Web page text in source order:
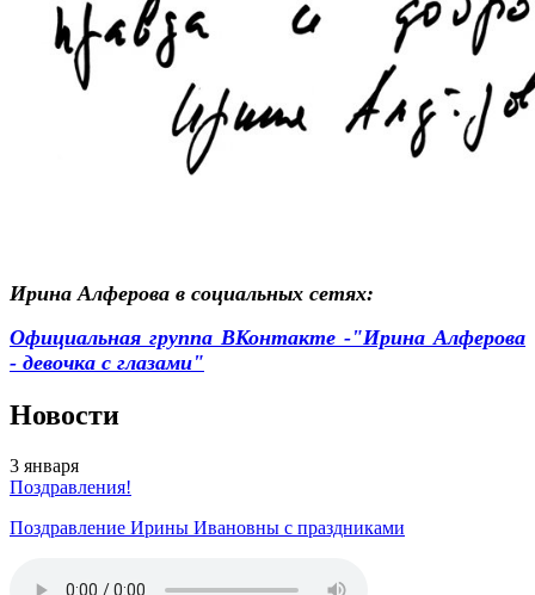
Ирина Алферова в социальных сетях:
Официальная группа ВКонтакте -"Ирина Алферова
- девочка с глазами"
Новости
3 января
Поздравления!
Поздравление Ирины Ивановны с праздниками